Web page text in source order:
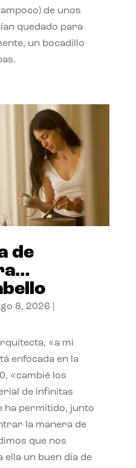
de unos
quedado para
un bocadillo
de
8, 2026
«a mi
enfocada en la
«cambié los
de infinitas
ha permitido, junto
la manera de
que nos
ella un buen día de